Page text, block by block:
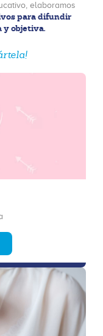
elaboramos
para difundir
objetiva.